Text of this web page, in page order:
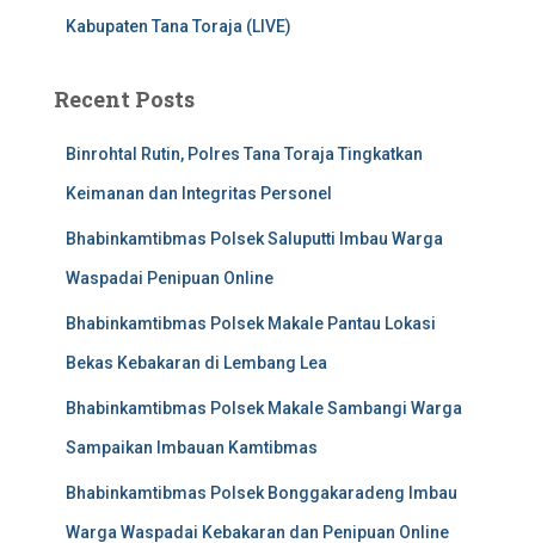
Kabupaten Tana Toraja (LIVE)
Recent Posts
Binrohtal Rutin, Polres Tana Toraja Tingkatkan
Keimanan dan Integritas Personel
Bhabinkamtibmas Polsek Saluputti Imbau Warga
Waspadai Penipuan Online
Bhabinkamtibmas Polsek Makale Pantau Lokasi
Bekas Kebakaran di Lembang Lea
Bhabinkamtibmas Polsek Makale Sambangi Warga
Sampaikan Imbauan Kamtibmas
Bhabinkamtibmas Polsek Bonggakaradeng Imbau
Warga Waspadai Kebakaran dan Penipuan Online